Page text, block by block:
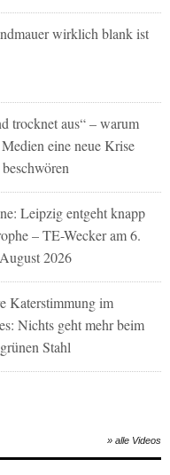
wirklich blank ist
trocknet aus“ – warum
eine neue Krise
beschwören
Leipzig entgeht knapp
– TE-Wecker am 6.
August 2026
Katerstimmung im
Nichts geht mehr beim
grünen Stahl
» alle Videos